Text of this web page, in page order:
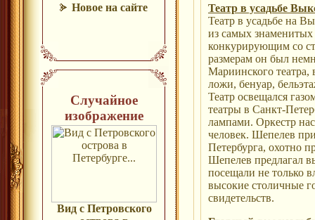
Новое на сайте
Случайное
изображение
Вид с Петровского
Театр в усадьбе
Театр в усадьбе на
из самых
конкурирующим со
размерам он был
Мариинского театра,
ложи, бенуар,
Театр освещался
театры в Санкт-
лампами. Оркестр
человек. Шепелев
Петербурга, охотно
Шепелев предлагал
посещали не только
высокие столичные
свидетельств.